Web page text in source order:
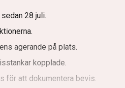
28 juli.
agerande på plats.
kopplade.
för att dokumentera bevis.